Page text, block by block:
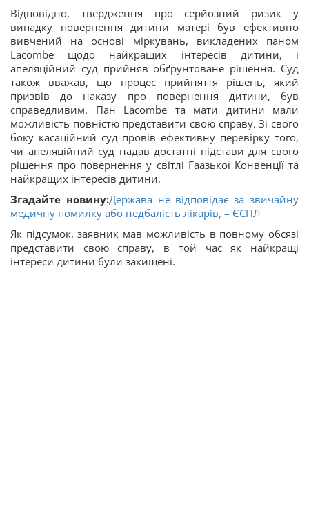
Відповідно, твердження про серйозний ризик у
випадку повернення дитини матері був ефективно
вивчений на основі міркувань, викладених паном
Lacombe щодо найкращих інтересів дитини, і
апеляційний суд прийняв обґрунтоване рішення. Суд
також вважав, що процес прийняття рішень, який
призвів до наказу про повернення дитини, був
справедливим. Пан Lacombe та мати дитини мали
можливість повністю представити свою справу. Зі свого
боку касаційний суд провів ефективну перевірку того,
чи апеляційний суд надав достатні підстави для свого
рішення про повернення у світлі Гаазької Конвенції та
найкращих інтересів дитини.
Згадайте новину:Держава не відповідає за звичайну
медичну помилку або недбалість лікарів, – ЄСПЛ
Як підсумок, заявник мав можливість в повному обсязі
представити свою справу, в той час як найкращі
інтереси дитини були захищені.